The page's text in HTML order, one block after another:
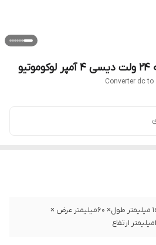
Converter dc to
۱۵۰ میلیمتر طول× ۶۰میلیمتر عرض ×